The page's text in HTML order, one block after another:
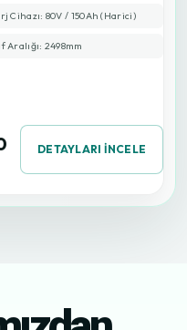
DETAYLARI İNCELE
Cihazı: 80V / 150Ah (Harici)
Aralığı: 2498mm